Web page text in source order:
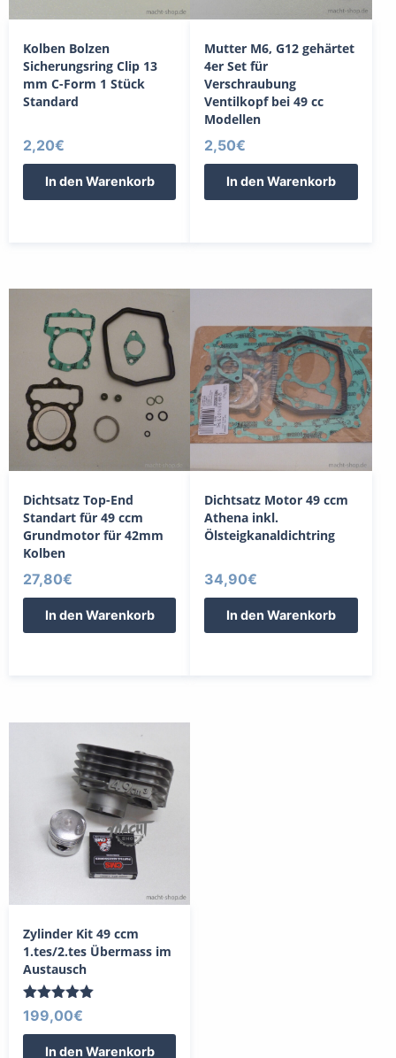
Kolben Bolzen
Sicherungsring Clip 13
mm C-Form 1 Stück
Standard
2,20€
In den Warenkorb
Mutter M6, G12 gehärtet
4er Set für
Verschraubung
Ventilkopf bei 49 cc
Modellen
2,50€
In den Warenkorb
Dichtsatz Top-End
Standart für 49 ccm
Grundmotor für 42mm
Kolben
27,80€
In den Warenkorb
Dichtsatz Motor 49 ccm
Athena inkl.
Ölsteigkanaldichtring
34,90€
In den Warenkorb
Zylinder Kit 49 ccm
1.tes/2.tes Übermass im
Austausch
Bewertet
mit
5.00
von 5
199,00€
In den Warenkorb